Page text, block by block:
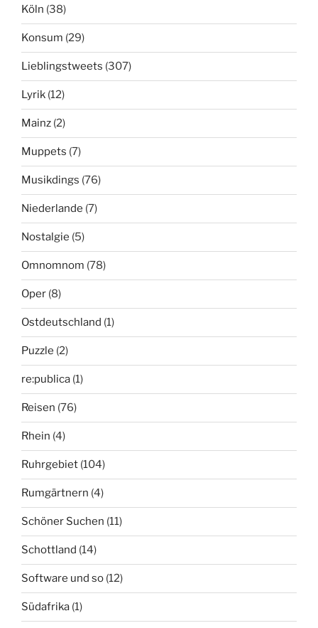
Köln (38)
Konsum (29)
Lieblingstweets (307)
Lyrik (12)
Mainz (2)
Muppets (7)
Musikdings (76)
Niederlande (7)
Nostalgie (5)
Omnomnom (78)
Oper (8)
Ostdeutschland (1)
Puzzle (2)
re:publica (1)
Reisen (76)
Rhein (4)
Ruhrgebiet (104)
Rumgärtnern (4)
Schöner Suchen (11)
Schottland (14)
Software und so (12)
Südafrika (1)